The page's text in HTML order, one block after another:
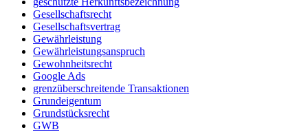
Gesellschaftsrecht
Gesellschaftsvertrag
Gewährleistung
Gewährleistungsanspruch
Gewohnheitsrecht
Google Ads
grenzüberschreitende Transaktionen
Grundeigentum
Grundstücksrecht
GWB